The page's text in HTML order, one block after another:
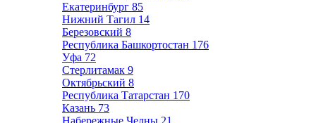
Екатеринбург 85
Нижний Тагил 14
Березовский 8
Республика Башкортостан 176
Уфа 72
Стерлитамак 9
Октябрьский 8
Республика Татарстан 170
Казань 73
Набережные Челны 21